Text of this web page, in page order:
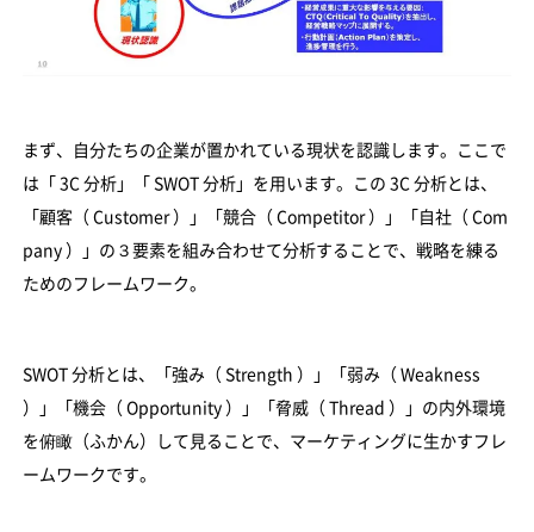
まず、自分たちの企業が置かれている現状を認識します。ここで
は「 3C 分析」「 SWOT 分析」を用います。この 3C 分析とは、
「顧客（ Customer ）」「競合（ Competitor ）」「自社（ Com
pany ）」の３要素を組み合わせて分析することで、戦略を練る
ためのフレームワーク。
SWOT 分析とは、「強み（ Strength ）」「弱み（ Weakness
）」「機会（ Opportunity ）」「脅威（ Thread ）」の内外環境
を俯瞰（ふかん）して見ることで、マーケティングに生かすフレ
ームワークです。